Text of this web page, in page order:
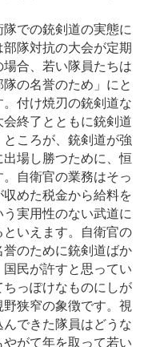
での銃剣道の実態に
隊対抗の大会が定期
合、若い隊員たちは
の名誉のため」にと
付け焼刃の銃剣道な
終了とともに銃剣道
ころが、銃剣道が強
場し勝つために、恒
自衛官の業務はそっ
めた税金から給料を
実用性のない武道に
いえます。自衛官の
のために銃剣道ばか
民が許すと思ってい
っぽけなものにしが
狭窄の象徴です。視
できた隊員はどうな
がて年を取って若い